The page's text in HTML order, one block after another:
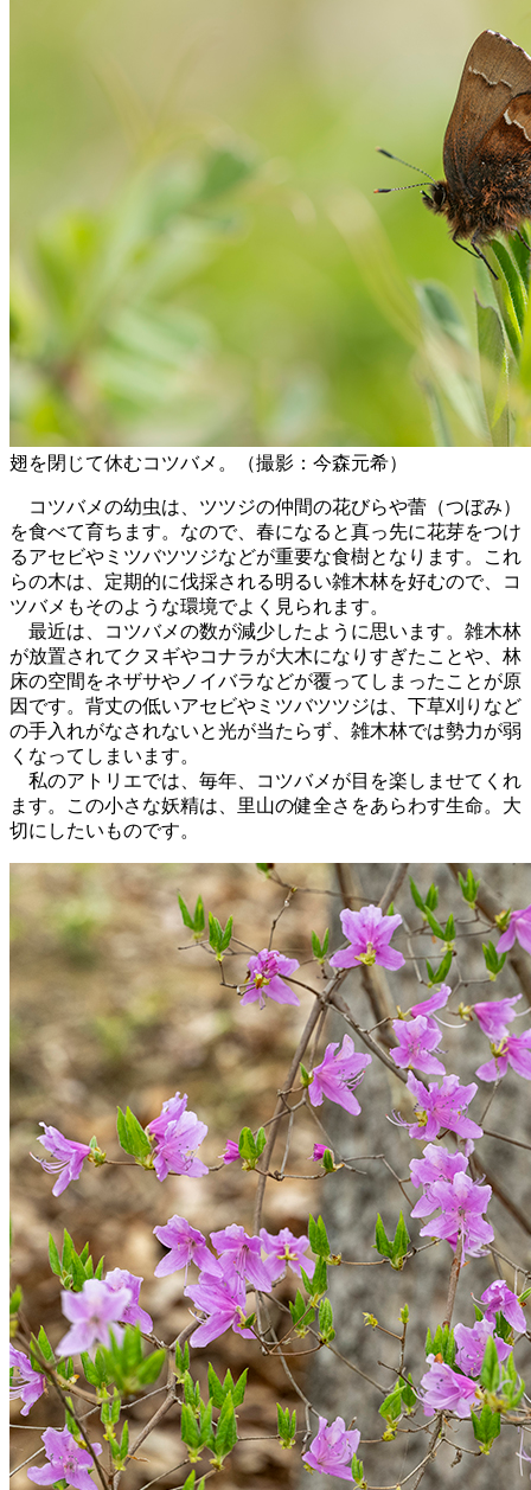
翅を閉じて休むコツバメ。（撮影：今森元希）
コツバメの幼虫は、ツツジの仲間の花びらや蕾（つぼみ）
を食べて育ちます。なので、春になると真っ先に花芽をつけ
るアセビやミツバツツジなどが重要な食樹となります。これ
らの木は、定期的に伐採される明るい雑木林を好むので、コ
ツバメもそのような環境でよく見られます。
最近は、コツバメの数が減少したように思います。雑木林
が放置されてクヌギやコナラが大木になりすぎたことや、林
床の空間をネザサやノイバラなどが覆ってしまったことが原
因です。背丈の低いアセビやミツバツツジは、下草刈りなど
の手入れがなされないと光が当たらず、雑木林では勢力が弱
くなってしまいます。
私のアトリエでは、毎年、コツバメが目を楽しませてくれ
ます。この小さな妖精は、里山の健全さをあらわす生命。大
切にしたいものです。